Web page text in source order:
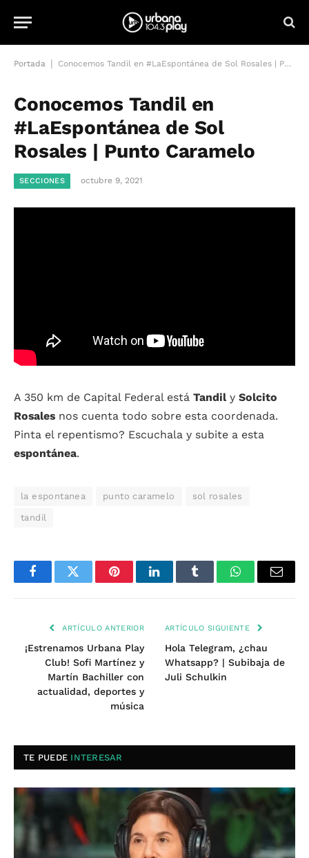
Portada Conocemos Tandil en #LaEspontánea de Sol Rosales | Punto Caramelo
Conocemos Tandil en
#LaEspontánea de Sol
Rosales | Punto Caramelo
SECCIONES octubre 9, 2021
A 350 km de Capital Federal está Tandily Solcito
Rosales nos cuenta todo sobre esta coordenada.
Pinta el repentismo? Escuchala y subite a esta
espontánea.
la espontanea punto caramelo sol rosales
tandil
FacebookTwitter PinterestLinkedInTumblr WhatsAppEmail
ARTÍCULO ANTERIOR
¡Estrenamos Urbana Play
Club! Sofi Martínez y
Martín Bachiller con
actualidad, deportes y
música
ARTÍCULO SIGUIENTE
Hola Telegram, ¿chau
Whatsapp? | Subibaja de
Juli Schulkin
TE PUEDE INTERESAR